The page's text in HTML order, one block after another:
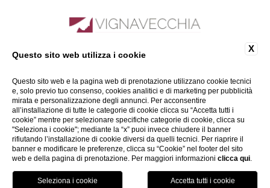
Sdrucciolo di Piazza, 7 - 53017 Radda in Chianti - Siena - Italy
Fax: +39 0577 738031
Email: info@spavignavecchia.it
P.Iva 01116290527
Website by Blastness
X
Questo sito web utilizza i cookie
Questo sito web e la pagina web di prenotazione utilizzano cookie tecnici
e, solo previo tuo consenso, cookies analitici e di marketing per pubblicità
mirata e personalizzazione degli annunci. Per acconsentire
all’installazione di tutte le categorie di cookie clicca su “Accetta tutti i
cookie” mentre per selezionare specifiche categorie di cookie, clicca su
"Seleziona i cookie"; mediante la “x” puoi invece chiudere il banner
rifiutando l’installazione di cookie diversi da quelli tecnici. Per riaprire il
banner e modificare le preferenze, clicca su “Cookie” nel footer del sito
web e della pagina di prenotazione. Per maggiori informazioni clicca qui